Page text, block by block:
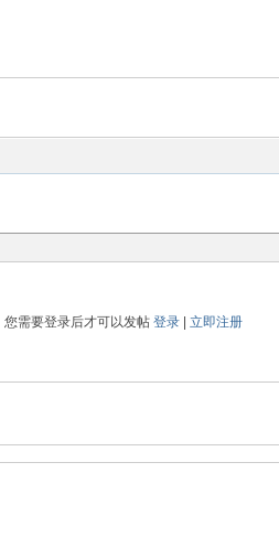
您需要登录后才可以发帖 登录| 立即注册